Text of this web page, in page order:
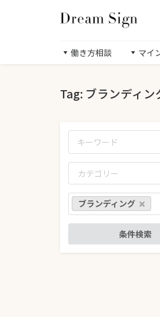
働き方相談 マイ
Tag: ブランディン
カテゴリー
ブランディング